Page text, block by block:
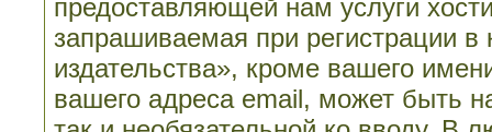
предоставляющей нам услуги
запрашиваемая при регистрации
издательства», кроме вашего
вашего адреса email, может быть